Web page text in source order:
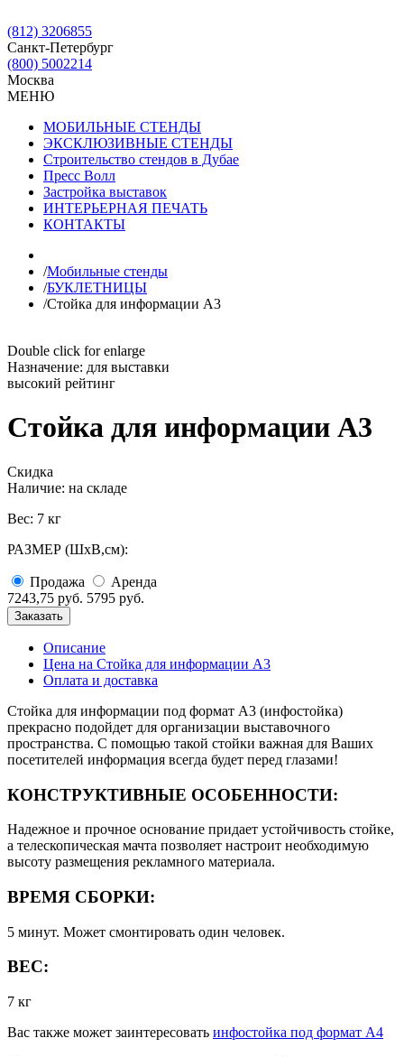
(812) 3206855
Санкт-Петербург
(800) 5002214
Москва
МЕНЮ
МОБИЛЬНЫЕ СТЕНДЫ
ЭКСКЛЮЗИВНЫЕ СТЕНДЫ
Строительство стендов в Дубае
Пресс Волл
Застройка выставок
ИНТЕРЬЕРНАЯ ПЕЧАТЬ
КОНТАКТЫ
/Мобильные стенды
/БУКЛЕТНИЦЫ
/Стойка для информации А3
Double click for enlarge
Назначение: для выставки
высокий рейтинг
Стойка для информации А3
Скидка
Наличие: на складе
Вес: 7 кг
РАЗМЕР (ШхВ,см):
Продажа
Аренда
7243,75 руб. 5795 руб.
Заказать
Описание
Цена на Стойка для информации А3
Оплата и доставка
Стойка для информации под формат А3 (инфостойка)
прекрасно подойдет для организации выставочного
пространства. С помощью такой стойки важная для Ваших
посетителей информация всегда будет перед глазами!
КОНСТРУКТИВНЫЕ ОСОБЕННОСТИ:
Надежное и прочное основание придает устойчивость стойке,
а телескопическая мачта позволяет настроит необходимую
высоту размещения рекламного материала.
ВРЕМЯ СБОРКИ:
5 минут. Может смонтировать один человек.
ВЕС:
7 кг
Вас также может заинтересовать инфостойка под формат А4